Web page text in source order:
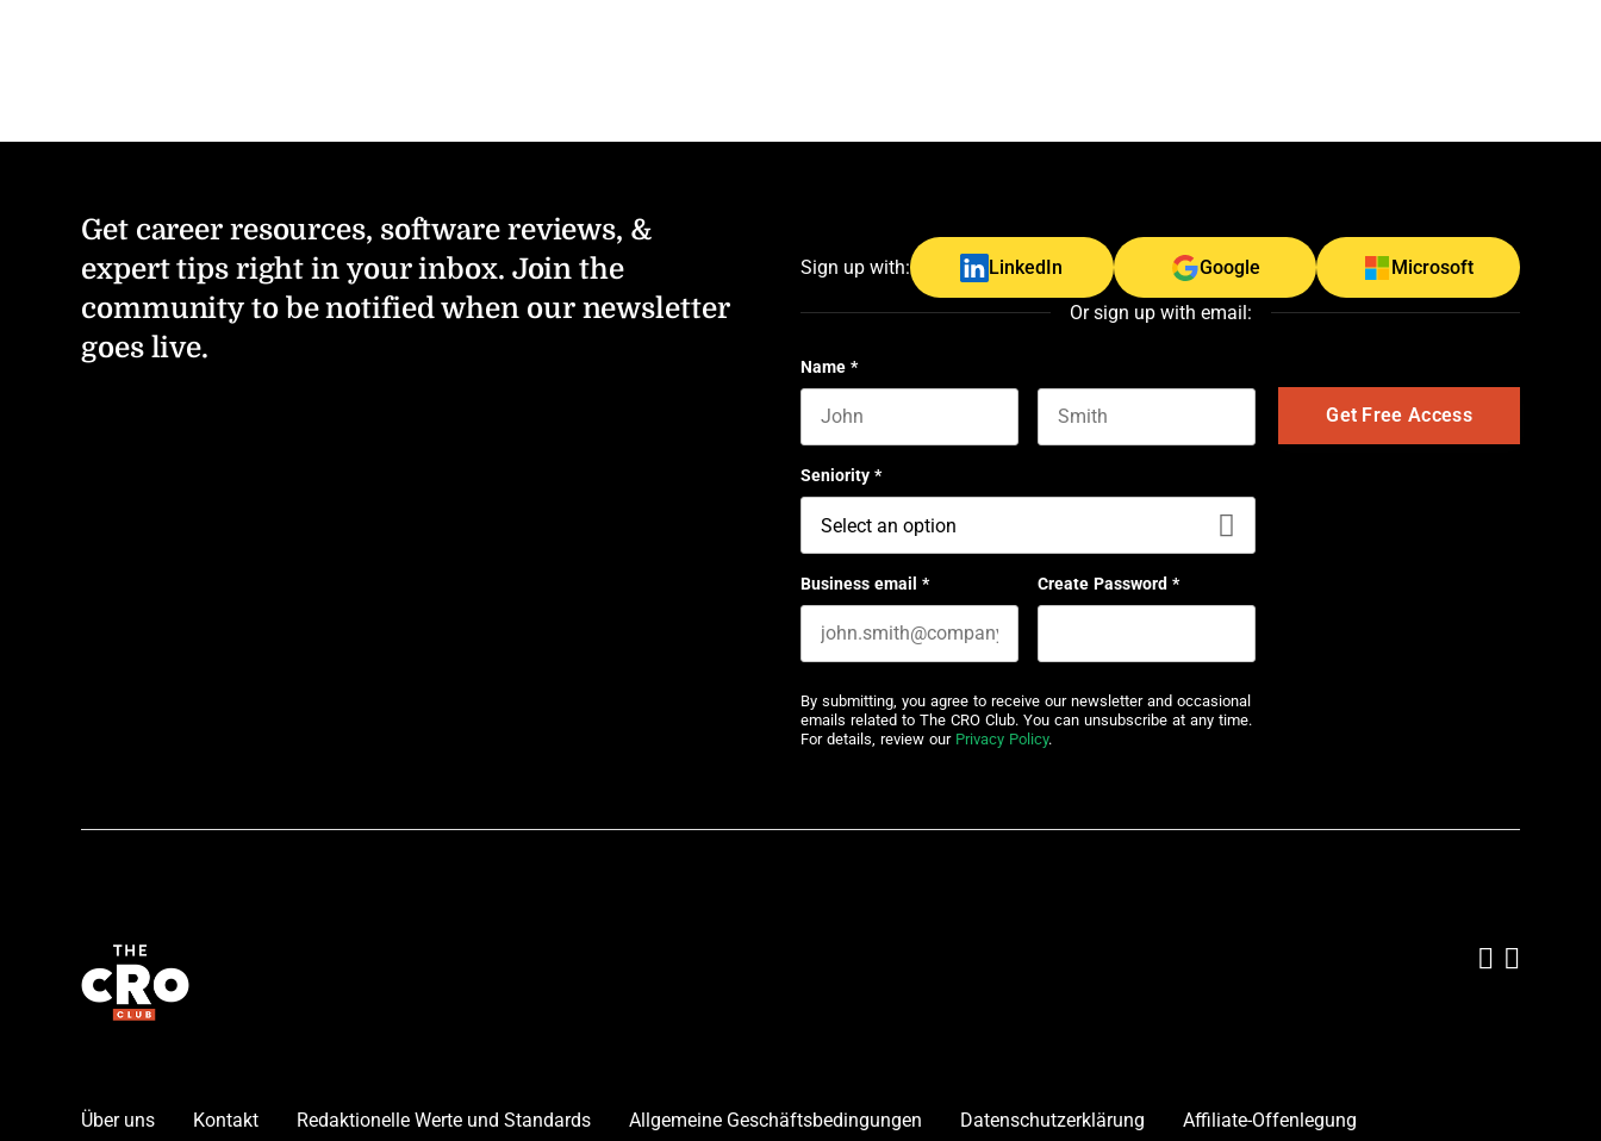
Get career resources, software reviews, &
expert tips right in your inbox. Join the
community to be notified when our newsletter
goes live.
Sign up with: LinkedIn Google Microsoft
Or sign up with email:
Name *
Seniority *
Business email * Create Password *
By submitting, you agree to receive our newsletter and occasional
emails related to The CRO Club. You can unsubscribe at any time.
For details, review our Privacy Policy.
Add us
Follow
Über uns Kontakt Redaktionelle Werte und Standards Allgemeine Geschäftsbedingungen Datenschutzerklärung
Affiliate-Offenlegung